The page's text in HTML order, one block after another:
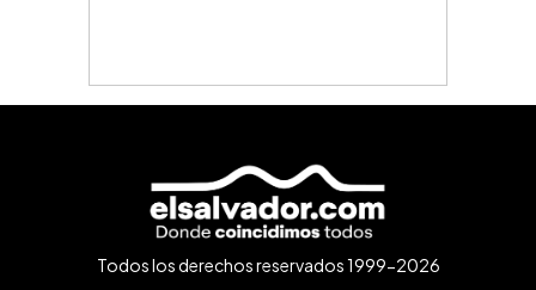
Todos los derechos reservados 1999-2026